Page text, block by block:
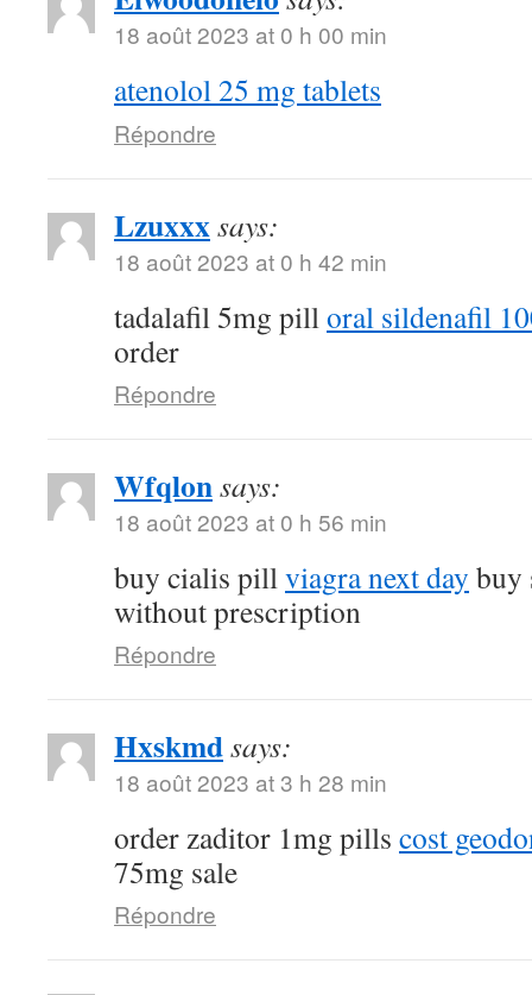
18 août 2023 at 0 h 00 min
atenolol 25 mg tablets
Répondre
Lzuxxxsays:
18 août 2023 at 0 h 42 min
tadalafil 5mg pilloral sildenafil
order
Répondre
Wfqlonsays:
18 août 2023 at 0 h 56 min
buy cialis pillviagra next day buy
without prescription
Répondre
Hxskmdsays:
18 août 2023 at 3 h 28 min
order zaditor 1mg pills cost
75mg sale
Répondre